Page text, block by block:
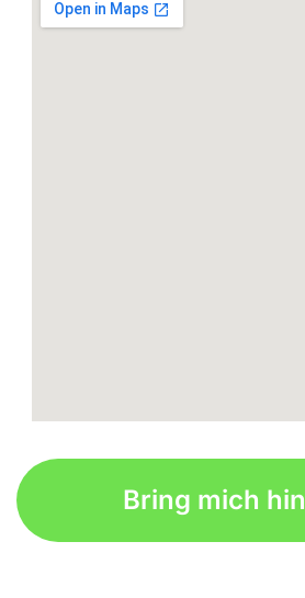
Bring mich hin